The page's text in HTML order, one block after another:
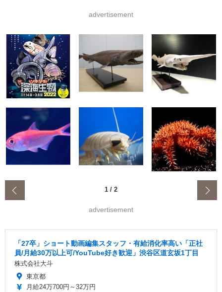
advertisement
1 / 2
advertisement
「27卒」ショート動画編集スタッフ・有給消化率高い「正社
員/月給30万以上可/YouTube好き歓迎」渋谷区道玄坂1丁目
株式会社大斗
東京都
月給24万700円～32万円